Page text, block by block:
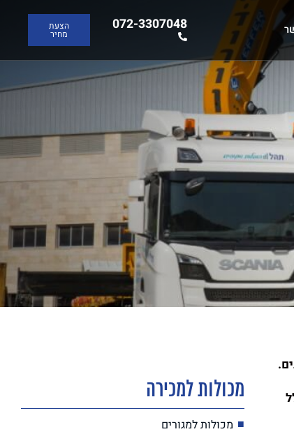
072-3307048 הצעת
מחיר
מכולות למכירה
מכולות למגורים